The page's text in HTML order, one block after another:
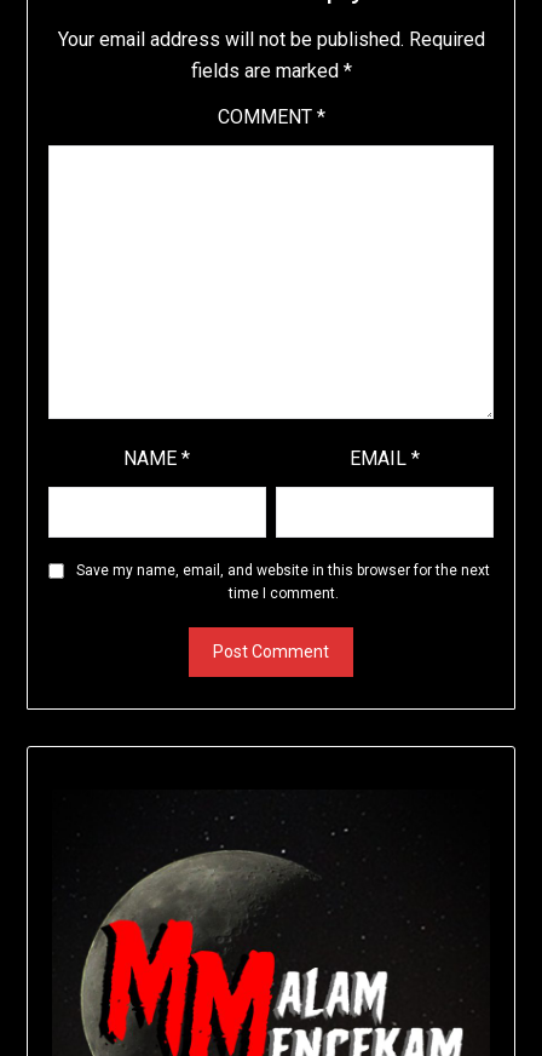
Your email address will not be published. Required
fields are marked *
COMMENT *
NAME* EMAIL*
Save my name, email, and website in this browser for the next
time I comment.